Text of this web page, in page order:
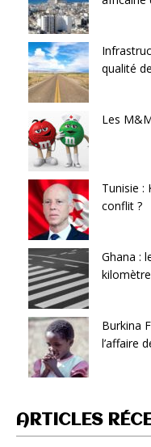
qualité
Les
Tunisie :
conflit ?
Ghana :
Burkina
l’affaire
ARTICLES